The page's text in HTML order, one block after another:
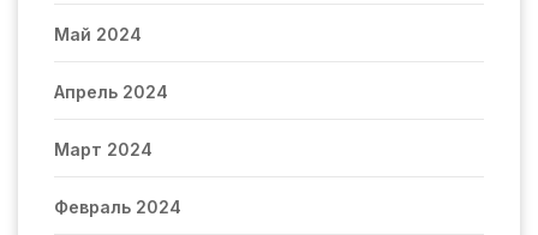
Май 2024
Апрель 2024
Март 2024
Февраль 2024